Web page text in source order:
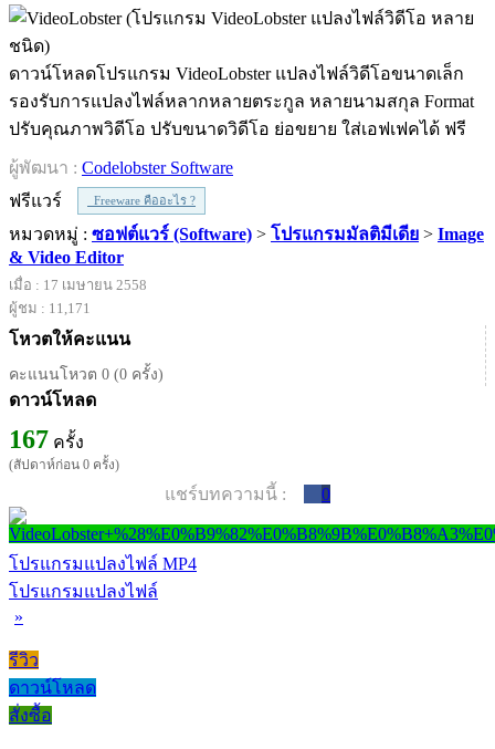
ดาวน์โหลดโปรแกรม VideoLobster แปลงไฟล์วิดีโอขนาดเล็ก
รองรับการแปลงไฟล์หลากหลายตระกูล หลายนามสกุล Format
ปรับคุณภาพวิดีโอ ปรับขนาดวิดีโอ ย่อขยาย ใส่เอฟเฟคได้ ฟรี
ผู้พัฒนา : Codelobster Software
ฟรีแวร์
Freeware คืออะไร ?
หมวดหมู่ : ซอฟต์แวร์ (Software) > โปรแกรมมัลติมีเดีย > Image
& Video Editor
เมื่อ : 17 เมษายน 2558
ผู้ชม : 11,171
โหวตให้คะแนน
คะแนนโหวต 0 (0 ครั้ง)
ดาวน์โหลด
167 ครั้ง
(สัปดาห์ก่อน 0 ครั้ง)
แชร์บทความนี้ : 0
โปรแกรมแปลงไฟล์ MP4
โปรแกรมแปลงไฟล์
»
รีวิว
ดาวน์โหลด
สั่งซื้อ